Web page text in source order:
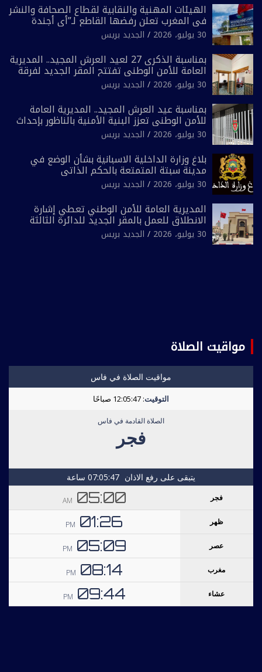
الهيئات المهنية والنقابية لقطاع الصحافة والنشر
في المغرب تعلن رفضها القاطع لـ”أي أجندة
انتخابية مُعدة على مقاس سياسي ومصلحي
ضيق”
30 يوليو، 2026 الجديد بريس
بمناسبة الذكرى 27 لعيد العرش المجيد.. المديرية
العامة للأمن الوطني تفتتح المقر الجديد لفرقة
الشرطة السياحية بفاس
30 يوليو، 2026 الجديد بريس
بمناسبة عيد العرش المجيد.. المديرية العامة
للأمن الوطني تعزز البنية الأمنية بالناظور بإحداث
فرقتين جديدتين
30 يوليو، 2026 الجديد بريس
بلاغ وزارة الداخلية الاسبانية بشأن الوضع في
مدينة سبتة المتمتعة بالحكم الذاتي
30 يوليو، 2026 الجديد بريس
المديرية العامة للأمن الوطني تعطي إشارة
الانطلاق للعمل بالمقر الجديد للدائرة الثالثة
للشرطة بولاية أمن العيون
30 يوليو، 2026 الجديد بريس
مواقيت الصلاة